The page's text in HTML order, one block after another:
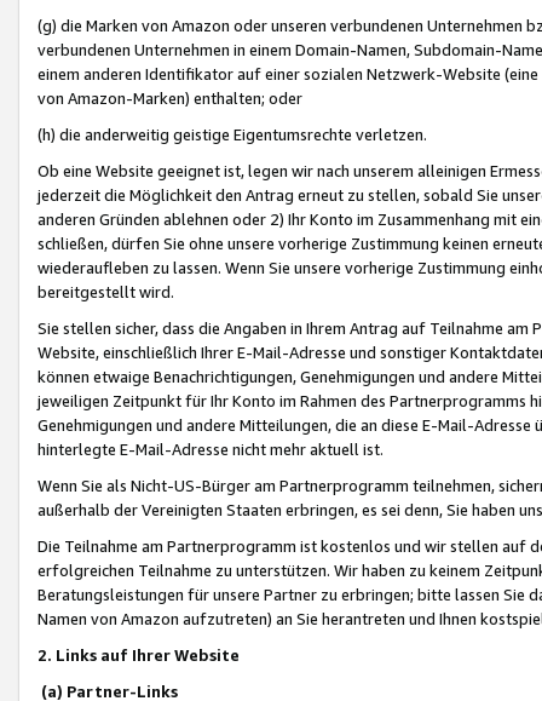
(g) die Marken von Amazon oder unseren verbundenen Unternehmen
verbundenen Unternehmen in einem Domain-Namen, Subdomain-
einem anderen Identifikator auf einer sozialen Netzwerk-Website
von Amazon-Marken) enthalten; oder
(h) die anderweitig geistige Eigentumsrechte verletzen.
Ob eine Website geeignet ist, legen wir nach unserem alleinigen
jederzeit die Möglichkeit den Antrag erneut zu stellen, sobald Sie
anderen Gründen ablehnen oder 2) Ihr Konto im Zusammenhang mit
schließen, dürfen Sie ohne unsere vorherige Zustimmung keinen
wiederaufleben zu lassen. Wenn Sie unsere vorherige Zustimmung
bereitgestellt wird.
Sie stellen sicher, dass die Angaben in Ihrem Antrag auf Teilnahme
Website, einschließlich Ihrer E-Mail-Adresse und sonstiger
können etwaige Benachrichtigungen, Genehmigungen und andere
jeweiligen Zeitpunkt für Ihr Konto im Rahmen des Partnerprogramms
Genehmigungen und andere Mitteilungen, die an diese E-Mail-
hinterlegte E-Mail-Adresse nicht mehr aktuell ist.
Wenn Sie als Nicht-US-Bürger am Partnerprogramm teilnehmen,
außerhalb der Vereinigten Staaten erbringen, es sei denn, Sie haben
Die Teilnahme am Partnerprogramm ist kostenlos und wir stellen auf
erfolgreichen Teilnahme zu unterstützen. Wir haben zu keinem
Beratungsleistungen für unsere Partner zu erbringen; bitte lassen Sie
Namen von Amazon aufzutreten) an Sie herantreten und Ihnen
2. Links auf Ihrer Website
(a) Partner-Links